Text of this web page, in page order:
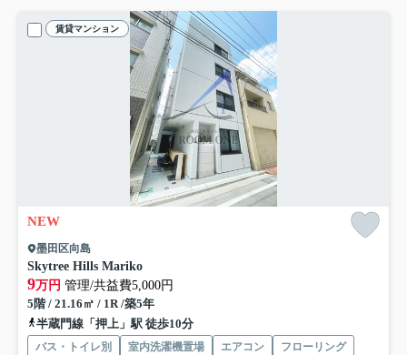
賃貸マンション
NEW
墨田区向島
Skytree Hills Mariko
9万円 管理/共益費5,000円
5階 / 21.16㎡ / 1R /築5年
半蔵門線「押上」駅 徒歩10分
バス・トイレ別 室内洗濯機置場 エアコン
フローリング